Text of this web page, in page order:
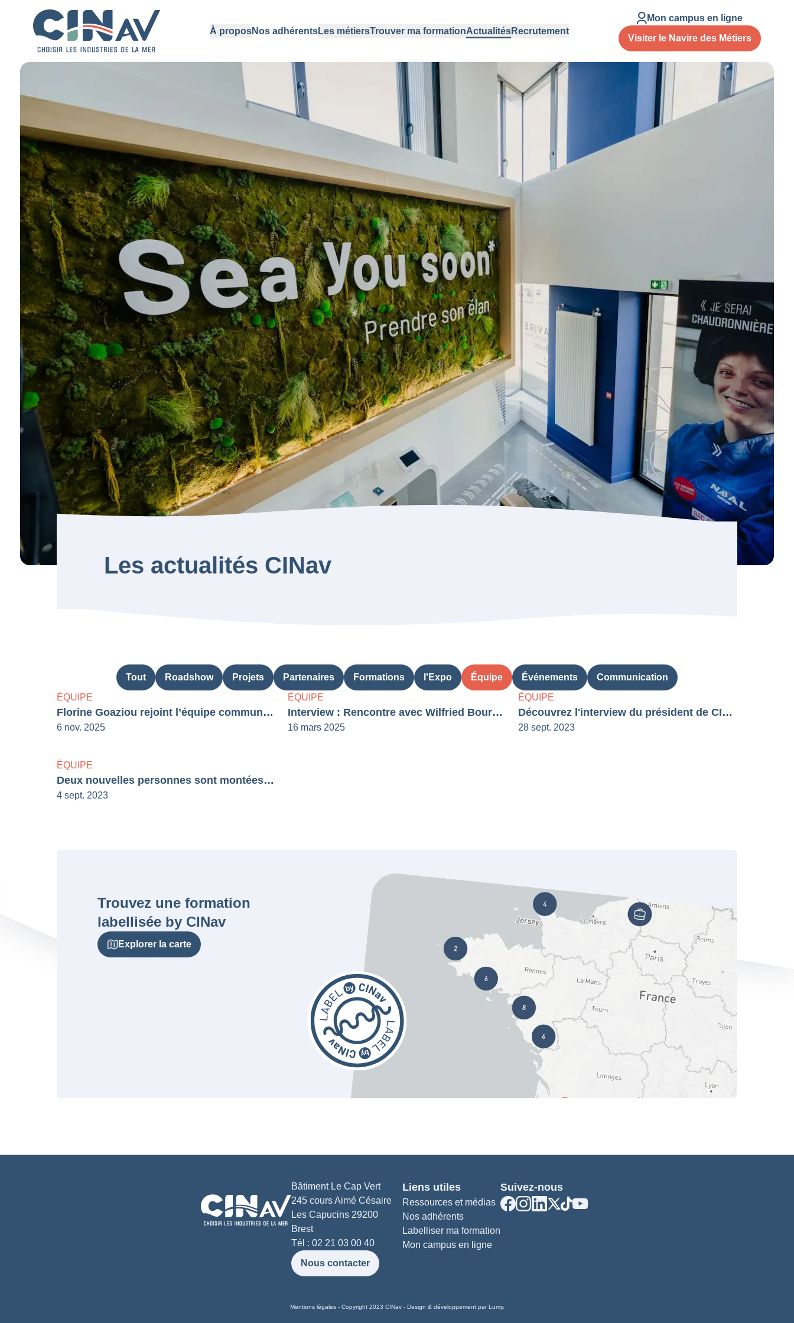
À proposNos adhérentsLes métiersTrouver ma formationActualitésRecrutement
Mon campus en ligne
Visiter le Navire des Métiers
Les actualités CINav
Tout Roadshow Projets Partenaires Formations l'Expo Équipe Événements
Communication
ÉQUIPE
Florine Goaziou rejoint l’équipe communication de CINav – Interview
6 nov. 2025
ÉQUIPE
Interview : Rencontre avec Wilfried Bourdon, Directeur de Projet FORTEIM
16 mars 2025
ÉQUIPE
Découvrez l'interview du président de CINav
28 sept. 2023
ÉQUIPE
Deux nouvelles personnes sont montées à bord de l'équipe CINav !
4 sept. 2023
Trouvez une formation
labellisée by CINav
Explorer la carte
Bâtiment Le Cap Vert
245 cours Aimé Césaire
Les Capucins 29200
Brest
Tél : 02 21 03 00 40
Nous contacter
Liens utiles
Ressources et médias
Nos adhérents
Labelliser ma formation
Mon campus en ligne
Suivez-nous
Mentions légales- Copyright 2023 CINav - Design & développement par Lumy.